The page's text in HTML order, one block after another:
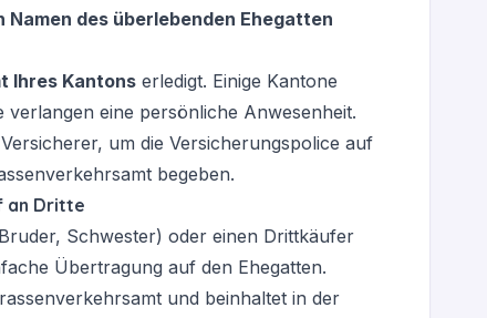
Namen des überlebenden Ehegatten
Ihres Kantons erledigt. Einige Kantone
eine persönliche Anwesenheit.
um die Versicherungspolice auf
begeben.
an Dritte
Schwester) oder einen Drittkäufer
Übertragung auf den Ehegatten.
und beinhaltet in der